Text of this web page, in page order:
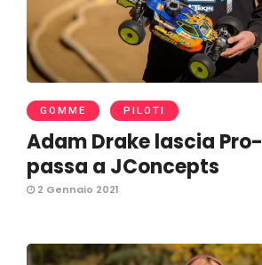
GOMME PILOTI
Adam Drake lascia
passa a JConcepts
2 Gennaio 2021